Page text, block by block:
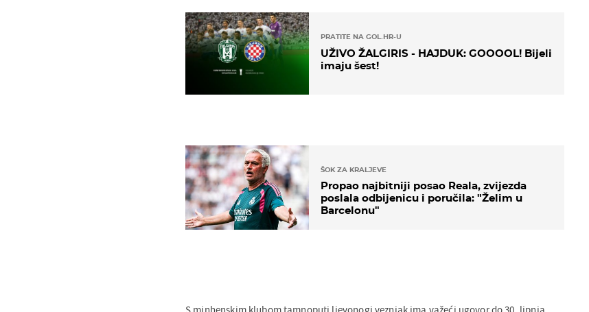
PRATITE NA GOL.HR-U
UŽIVO ŽALGIRIS - HAJDUK: GOOOOL! Bijeli
imaju šest!
ŠOK ZA KRALJEVE
Propao najbitniji posao Reala, zvijezda
poslala odbijenicu i poručila: "Želim u
Barcelonu"